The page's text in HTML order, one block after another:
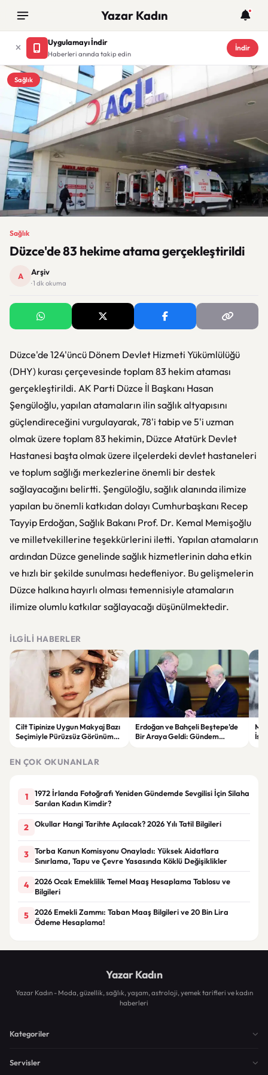
Yazar Kadın
Uygulamayı İndir
Haberleri anında takip edin
İndir
Sağlık
Sağlık
Düzce'de 83 hekime atama gerçekleştirildi
A Arşiv
· 1 dk okuma
Düzce'de 124'üncü Dönem Devlet Hizmeti Yükümlülüğü
(DHY) kurası çerçevesinde toplam 83 hekim ataması
gerçekleştirildi. AK Parti Düzce İl Başkanı Hasan
Şengüloğlu, yapılan atamaların ilin sağlık altyapısını
güçlendireceğini vurgulayarak, 78'i tabip ve 5'i uzman
olmak üzere toplam 83 hekimin, Düzce Atatürk Devlet
Hastanesi başta olmak üzere ilçelerdeki devlet hastaneleri
ve toplum sağlığı merkezlerine önemli bir destek
sağlayacağını belirtti. Şengüloğlu, sağlık alanında ilimize
yapılan bu önemli katkıdan dolayı Cumhurbaşkanı Recep
Tayyip Erdoğan, Sağlık Bakanı Prof. Dr. Kemal Memişoğlu
ve milletvekillerine teşekkürlerini iletti. Yapılan atamaların
ardından Düzce genelinde sağlık hizmetlerinin daha etkin
ve hızlı bir şekilde sunulması hedefleniyor. Bu gelişmelerin
Düzce halkına hayırlı olması temennisiyle atamaların
ilimize olumlu katkılar sağlayacağı düşünülmektedir.
İLGILI HABERLER
Cilt Tipinize Uygun Makyaj Bazı
Seçimiyle Pürüzsüz Görünümün
Erdoğan ve Bahçeli Beştepe’de
Bir Araya Geldi: Gündem
EN ÇOK OKUNANLAR
1
1972 İrlanda Fotoğrafı Yeniden Gündemde Sevgilisi İçin Silaha
Sarılan Kadın Kimdir?
2 Okullar Hangi Tarihte Açılacak? 2026 Yılı Tatil Bilgileri
3
Torba Kanun Komisyonu Onayladı: Yüksek Aidatlara
Sınırlama, Tapu ve Çevre Yasasında Köklü Değişiklikler
4
2026 Ocak Emeklilik Temel Maaş Hesaplama Tablosu ve
Bilgileri
5
2026 Emekli Zammı: Taban Maaş Bilgileri ve 20 Bin Lira
Ödeme Hesaplama!
Yazar Kadın
Yazar Kadın - Moda, güzellik, sağlık, yaşam, astroloji, yemek tarifleri ve kadın
haberleri
Kategoriler
Servisler